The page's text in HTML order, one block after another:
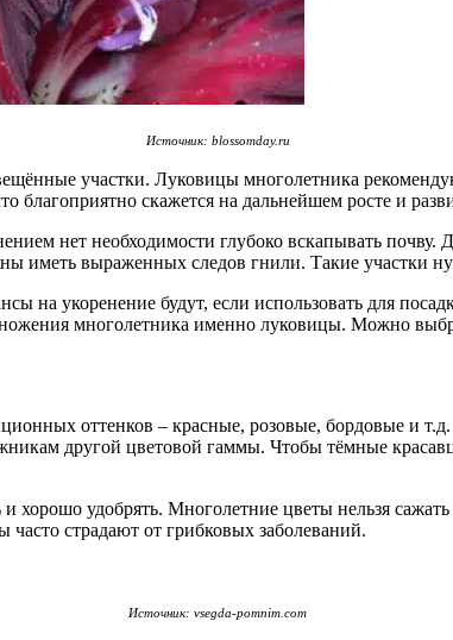
Источник: blossomday.ru
участки. Луковицы многолетника
благоприятно скажется на дальнейшем росте и
нет необходимости глубоко вскапывать
иметь выраженных следов гнили. Такие участки
на укоренение будут, если использовать для
многолетника именно луковицы. Можно
оттенков – красные, розовые, бордовые и
другой цветовой гаммы. Чтобы тёмные
хорошо удобрять. Многолетние цветы нельзя
страдают от грибковых заболеваний.
Источник: vsegda-pomnim.com